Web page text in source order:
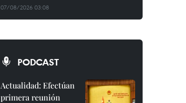
07/08/2026 03:08
PODCAST
Actualidad: Efectúan
primera reunión